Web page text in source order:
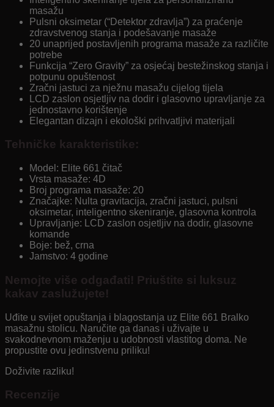
masažu
Pulsni oksimetar (“Detektor zdravlja”) za praćenje
zdravstvenog stanja i podešavanje masaže
20 unaprijed postavljenih programa masaže za različite
potrebe
Funkcija “Zero Gravity” za osjećaj bestežinskog stanja i
potpunu opuštenost
Zračni jastuci za nježnu masažu cijelog tijela
LCD zaslon osjetljiv na dodir i glasovno upravljanje za
jednostavno korištenje
Elegantan dizajn i ekološki prihvatljivi materijali
Tehničke karakteristike:
Model: Elite 661 čitač
Vrsta masaže: 4D
Broj programa masaže: 20
Značajke: Nulta gravitacija, zračni jastuci, pulsni
oksimetar, inteligentno skeniranje, glasovna kontrola
Upravljanje: LCD zaslon osjetljiv na dodir, glasovne
komande
Boje: bež, crna
Jamstvo: 4 godine
Nemojte više odgađati! Priuštite si luksuz
kakav zaslužujete!
Uđite u svijet opuštanja i blagostanja uz Elite 661 Bralko
masažnu stolicu. Naručite ga danas i uživajte u
svakodnevnom maženju u udobnosti vlastitog doma. Ne
propustite ovu jedinstvenu priliku!
Doživite razliku!
Recenzije